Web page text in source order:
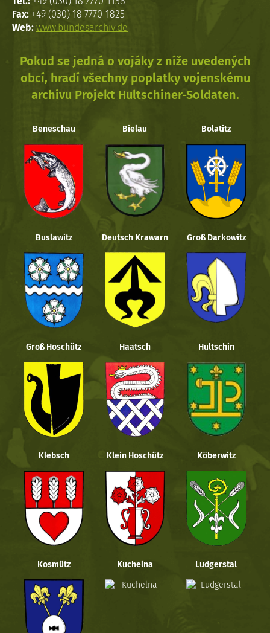
Fax: +49 (030) 18 7770-1825
Web: www.bundesarchiv.de
Pokud se jedná o vojáky z níže uvedených
obcí, hradí všechny poplatky vojenskému
archivu Projekt Hultschiner-Soldaten.
Beneschau Bielau Bolatitz
Buslawitz Deutsch Krawarn Groß Darkowitz
Groß Hoschütz Haatsch Hultschin
Klebsch Klein Hoschütz Köberwitz
Kosmütz Kuchelna Ludgerstal